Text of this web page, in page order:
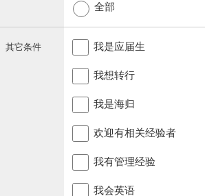
全部
其它条件 我是应届生
我想转行
我是海归
欢迎有相关经验者
我有管理经验
我会英语